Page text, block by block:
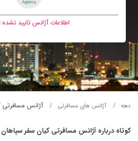
اطلاعات آژانس تایید
دهه آژانس های مسافرتی آژانس
کوتاه درباره آژانس مسافرتی كيان سفر سپاهان